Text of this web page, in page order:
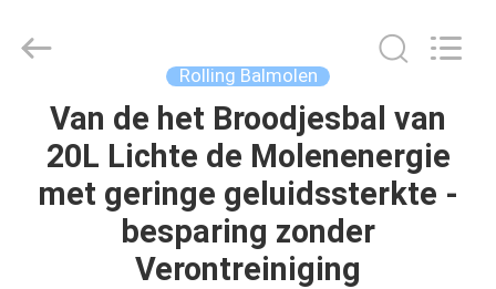
HUIS
PRODUCTEN
ONGEVEER
Powder
Technology
Rolling Balmolen
Van de het Broodjesbal van
20L Lichte de Molenenergie
met geringe geluidssterkte -
besparing zonder
Verontreiniging